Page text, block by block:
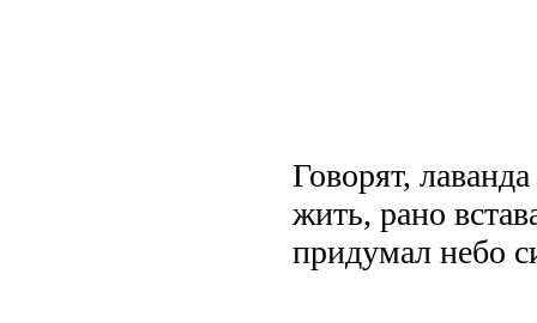
Говорят,
жить, рано
придумал небо